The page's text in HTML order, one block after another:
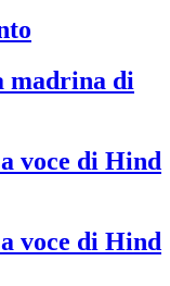
madrina di
voce di Hind
voce di Hind